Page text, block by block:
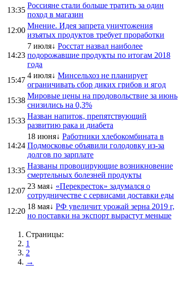
13:35
Россияне стали больше тратить за один
поход в магазин
12:00
Мнение. Идея запрета уничтожения
изъятых продуктов требует проработки
14:23
7 июля↓ Росстат назвал наиболее
подорожавшие продукты по итогам 2018
года
15:47
4 июля↓ Минсельхоз не планирует
ограничивать сбор диких грибов и ягод
15:38
Мировые цены на продовольствие за июнь
снизились на 0,3%
15:33
Назван напиток, препятствующий
развитию рака и диабета
14:24
18 июня↓ Работники хлебокомбината в
Подмосковье объявили голодовку из-за
долгов по зарплате
13:35
Названы провоцирующие возникновение
смертельных болезней продукты
12:07
23 мая↓ «Перекресток» задумался о
сотрудничестве с сервисами доставки еды
12:20
18 мая↓ РФ увеличит урожай зерна 2019 г,
но поставки на экспорт вырастут меньше
Страницы:
1
2
→